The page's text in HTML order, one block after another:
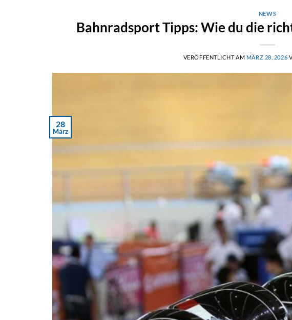
NEWS
Bahnradsport Tipps: Wie du die
VERÖFFENTLICHT AM MÄRZ 28, 2026
28
März